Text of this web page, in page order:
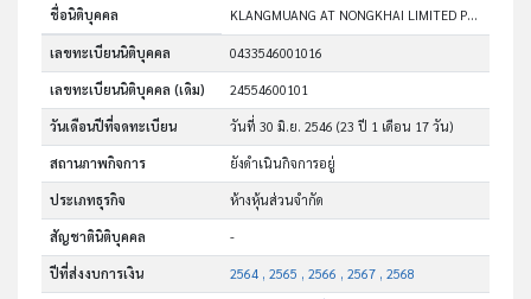
ชื่อนิติบุคคล KLANGMUANG AT NONGKHAI LIMITED PARTNERSHIP
เลขทะเบียนนิติบุคคล 0433546001016
เลขทะเบียนนิติบุคคล (เดิม) 24554600101
วันเดือนปีที่จดทะเบียน วันที่ 30 มิ.ย. 2546(23 ปี 1 เดือน 17 วัน)
สถานภาพกิจการ ยังดำเนินกิจการอยู่
ประเภทธุรกิจ ห้างหุ้นส่วนจำกัด
สัญชาตินิติบุคคล -
ปีที่ส่งงบการเงิน 2564 , 2565 , 2566 , 2567 , 2568